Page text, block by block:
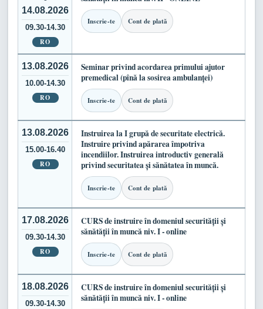
14.08.2026
09.30-14.30
RO
Inscrie-te Cont de plată
13.08.2026
10.00-14.30
RO
Seminar privind acordarea primului ajutor
premedical (pînă la sosirea ambulanței)
Inscrie-te Cont de plată
13.08.2026
15.00-16.40
RO
Instruirea la I grupă de securitate electrică.
Instruire privind apărarea împotriva
incendiilor. Instruirea introductiv generală
privind securitatea și sănătatea în muncă.
Inscrie-te Cont de plată
17.08.2026
09.30-14.30
RO
CURS de instruire în domeniul securității și
sănătății în muncă niv. I - online
Inscrie-te Cont de plată
18.08.2026
09.30-14.30
CURS de instruire în domeniul securității și
sănătății în muncă niv. I - online